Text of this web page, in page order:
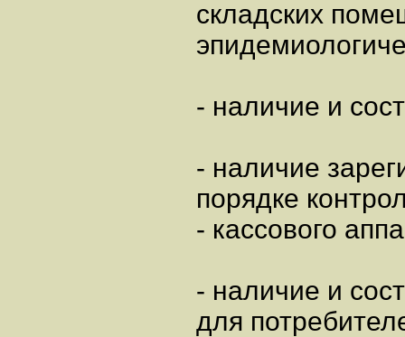
складских
- наличие и
- наличие
порядке
- кассового
- наличие и
для